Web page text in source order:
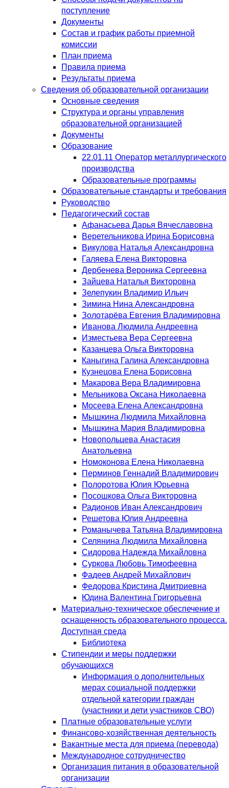
поступление
Документы
Состав и график работы приемной
комиссии
План приема
Правила приема
Результаты приема
Сведения об образовательной организации
Основные сведения
Структура и органы управления
образовательной организацией
Документы
Образование
22.01.11 Оператор металлургического
производства
Образовательные программы
Образовательные стандарты и требования
Руководство
Педагогический состав
Афанасьева Дарья Вячеславовна
Веретельникова Ирина Борисовна
Викулова Наталья Александровна
Галяева Елена Викторовна
Дербенева Вероника Сергеевна
Зайцева Наталья Викторовна
Зелепукин Владимир Ильич
Зимина Нина Александровна
Золотарёва Евгения Владимировна
Иванова Людмила Андреевна
Изместьева Вера Сергеевна
Казанцева Ольга Викторовна
Каныгина Галина Александровна
Кузнецова Елена Борисовна
Макарова Вера Владимировна
Мельникова Оксана Николаевна
Мосеева Елена Александровна
Мышкина Людмила Михайловна
Мышкина Мария Владимировна
Новопольцева Анастасия
Анатольевна
Номоконова Елена Николаевна
Перминов Геннадий Владимирович
Полоротова Юлия Юрьевна
Посошкова Ольга Викторовна
Радионов Иван Александрович
Решетова Юлия Андреевна
Романычева Татьяна Владимировна
Селянина Людмила Михайловна
Сидорова Надежда Михайловна
Суркова Любовь Тимофеевна
Фадеев Андрей Михайлович
Федорова Кристина Дмитриевна
Юдина Валентина Григорьевна
Материально-техническое обеспечение и
оснащенность образовательного процесса.
Доступная среда
Библиотека
Стипендии и меры поддержки
обучающихся
Информация о дополнительных
мерах социальной поддержки
отдельной категории граждан
(участники и дети участников СВО)
Платные образовательные услуги
Финансово-хозяйственная деятельность
Вакантные места для приема (перевода)
Международное сотрудничество
Организация питания в образовательной
организации